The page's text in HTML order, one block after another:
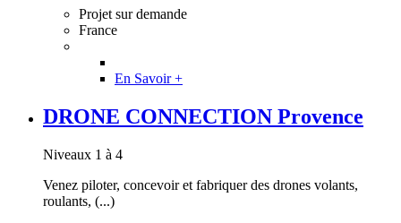
Projet sur demande
France
En Savoir +
DRONE CONNECTION Provence
Niveaux 1 à 4
Venez piloter, concevoir et fabriquer des drones volants,
roulants, (...)